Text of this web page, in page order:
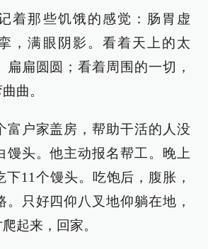
着那些饥饿的感觉：肠胃虚
，满眼阴影。看着天上的太
扁扁圆圆；看着周围的一切，
曲。
富户家盖房，帮助干活的人没
馒头。他主动报名帮工。晚上
下11个馒头。吃饱后，腹胀，
。只好四仰八叉地仰躺在地，
起来，回家。